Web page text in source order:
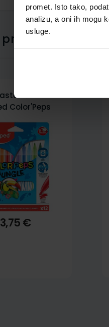
promet. Isto tako,
analizu, a oni ih mogu
usluge.
kupci
školski
Color'Peps
3,75 €